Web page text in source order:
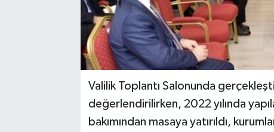
Valilik Toplantı Salonunda
değerlendirilirken, 2022 yılında
bakımından masaya yatırıldı,